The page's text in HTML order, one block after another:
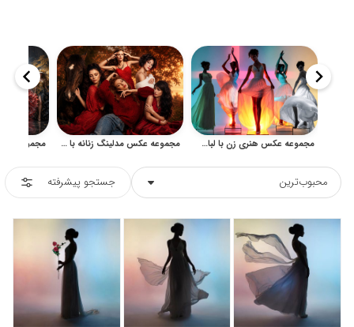
مجموعه عکس هنری زن با لباس سفید و نورپردازی رنگی استودیویی مجموعه عکس مدلینگ زنانه با لباس قرمز، پرتره و فضای فشن
محبوب‌ترین جستجو پیشرفته